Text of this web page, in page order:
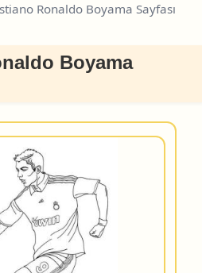
Ronaldo Boyama Sayfası
Boyama